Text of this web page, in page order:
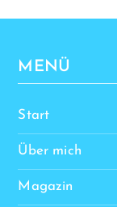
MENÜ
Start
Über mich
Magazin